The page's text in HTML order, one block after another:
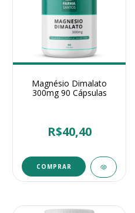
Magnésio Dimalato
300mg 90 Cápsulas
R$40,40